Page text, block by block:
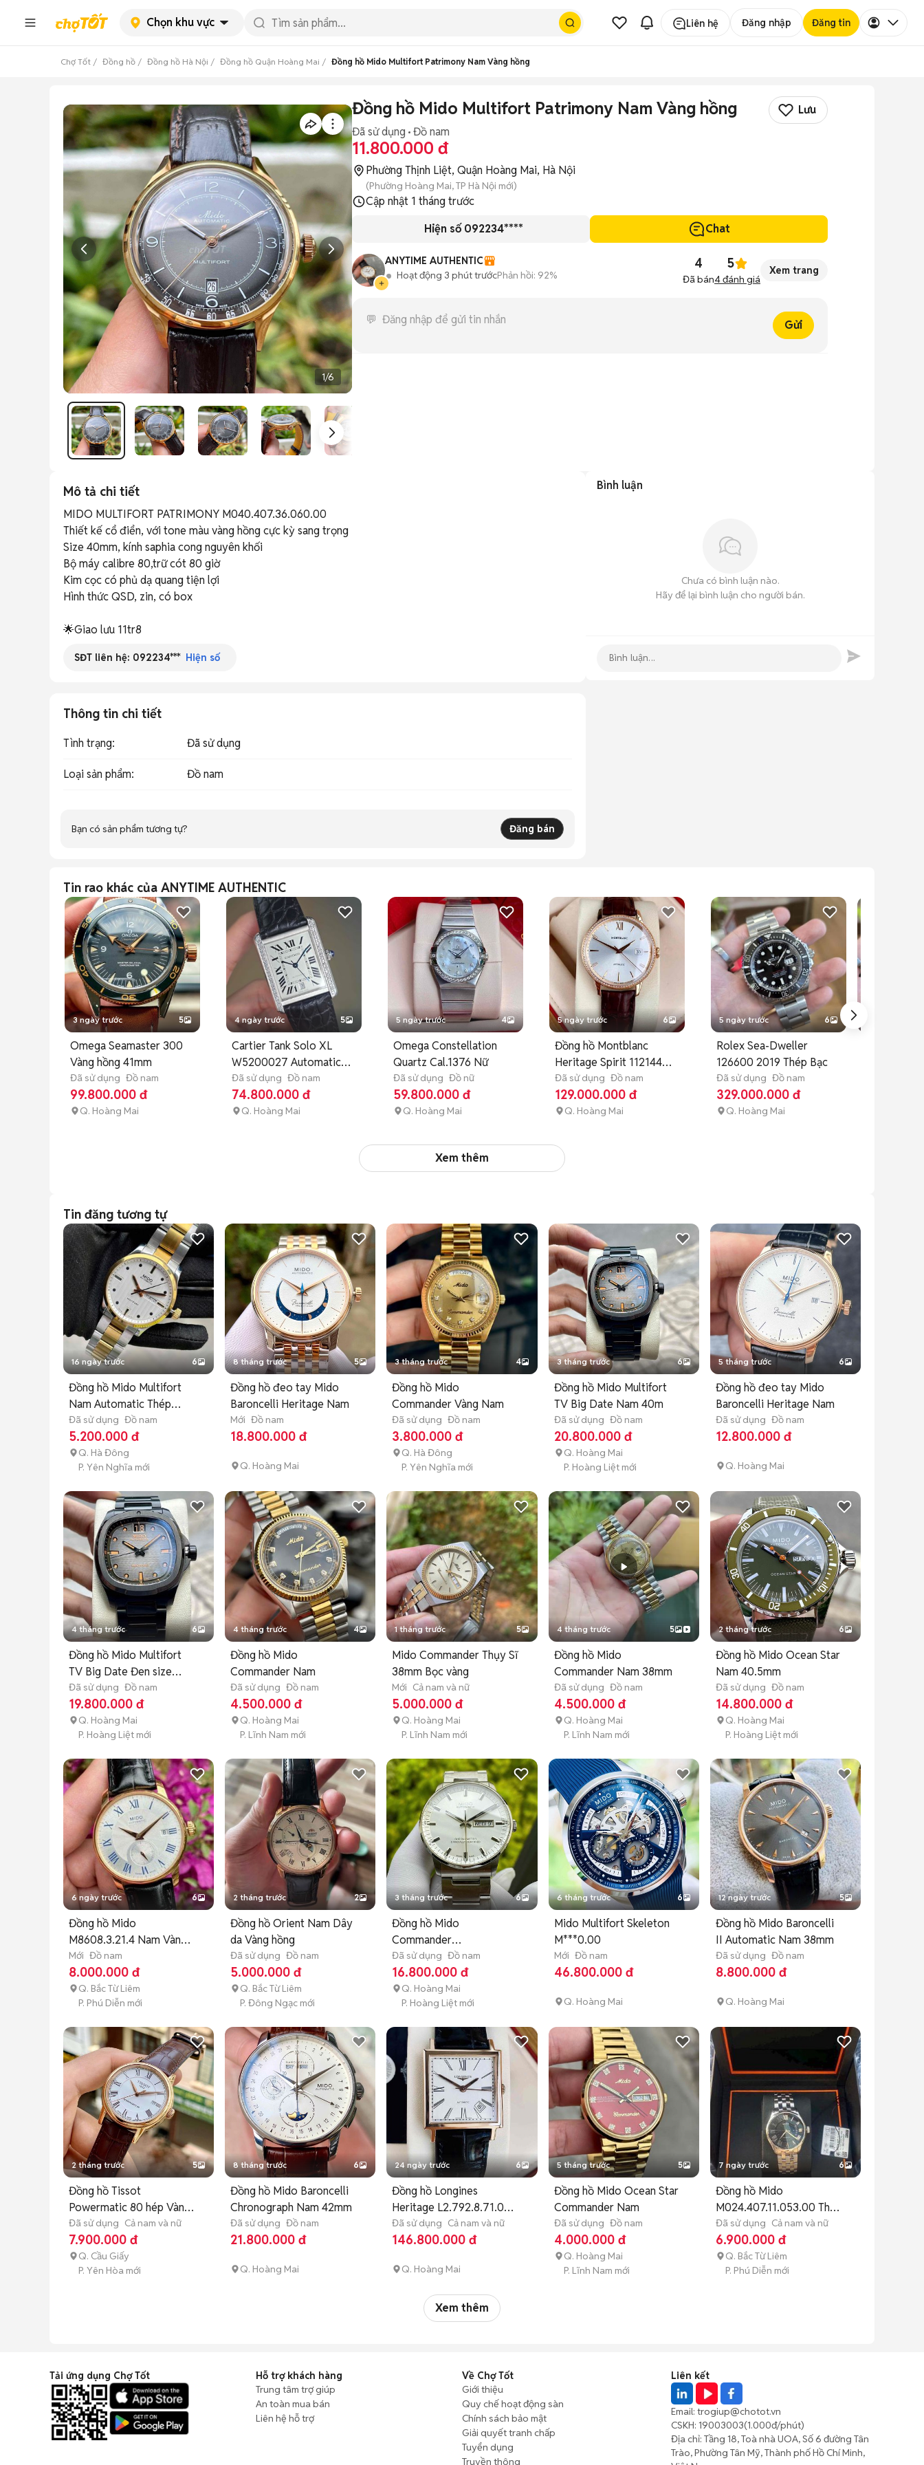
Chọn khu vực Liên hệ Đăng nhập Đăng tin
Chợ Tốt Đồng hồ Đồng hồ Hà Nội Đồng hồ Quận Hoàng Mai Đồng hồ Mido Multifort Patrimony Nam Vàng hồng
1/6
Đồng hồ Mido Multifort Patrimony Nam Vàng hồng
Lưu
Đã sử dụng Đồ nam
11.800.000 đ
Phường Thịnh Liệt, Quận Hoàng Mai, Hà Nội
(Phường Hoàng Mai, TP Hà Nội mới)
Cập nhật 1 tháng trước
Hiện số 092234****
Chat
ANYTIME AUTHENTIC
Hoạt động 3 phút trướcPhản hồi: 92%
4
Đã bán
5
4đánh giá
Xem trang
Gửi
Mô tả chi tiết
MIDO MULTIFORT PATRIMONY M040.407.36.060.00
Thiết kế cổ điển, với tone màu vàng hồng cực kỳ sang trọng
Size 40mm, kính saphia cong nguyên khối
Bộ máy calibre 80,trữ cót 80 giờ
Kim cọc có phủ dạ quang tiện lợi
Hình thức QSD, zin, có box
🌟Giao lưu 11tr8
SĐT liên hệ: 092234*** Hiện số
Thông tin chi tiết
Tình trạng: Đã sử dụng
Loại sản phẩm: Đồ nam
Bạn có sản phẩm tương tự? Đăng bán
Bình luận
Chưa có bình luận nào.
Hãy để lại bình luận cho người bán.
Tin rao khác của ANYTIME AUTHENTIC
3 ngày trước 5
Omega Seamaster 300
Vàng hồng 41mm
Đã sử dụng Đồ nam
99.800.000 đ
Q. Hoàng Mai
4 ngày trước 5
Cartier Tank Solo XL
W5200027 Automatic
31x41mm
Đã sử dụng Đồ nam
74.800.000 đ
Q. Hoàng Mai
5 ngày trước 4
Omega Constellation
Quartz Cal.1376 Nữ
Đã sử dụng Đồ nữ
59.800.000 đ
Q. Hoàng Mai
5 ngày trước 6
Đồng hồ Montblanc
Heritage Spirit 112144
Vàng 18K
Đã sử dụng Đồ nam
129.000.000 đ
Q. Hoàng Mai
5 ngày trước 6
Rolex Sea-Dweller
126600 2019 Thép Bạc
Đã sử dụng Đồ nam
329.000.000 đ
Q. Hoàng Mai
Xem thêm
Tin đăng tương tự
16 ngày trước 6
Đồng hồ Mido Multifort
Nam Automatic Thép
không gỉ
Đã sử dụng Đồ nam
5.200.000 đ
Q. Hà Đông
P. Yên Nghĩa mới
8 tháng trước 5
Đồng hồ đeo tay Mido
Baroncelli Heritage Nam
Mới Đồ nam
18.800.000 đ
Q. Hoàng Mai
3 tháng trước 4
Đồng hồ Mido
Commander Vàng Nam
Đã sử dụng Đồ nam
3.800.000 đ
Q. Hà Đông
P. Yên Nghĩa mới
3 tháng trước 6
Đồng hồ Mido Multifort
TV Big Date Nam 40m
Đã sử dụng Đồ nam
20.800.000 đ
Q. Hoàng Mai
P. Hoàng Liệt mới
5 tháng trước 6
Đồng hồ đeo tay Mido
Baroncelli Heritage Nam
Đã sử dụng Đồ nam
12.800.000 đ
Q. Hoàng Mai
4 tháng trước 6
Đồng hồ Mido Multifort
TV Big Date Đen size
40mm
Đã sử dụng Đồ nam
19.800.000 đ
Q. Hoàng Mai
P. Hoàng Liệt mới
4 tháng trước 4
Đồng hồ Mido
Commander Nam
Đã sử dụng Đồ nam
4.500.000 đ
Q. Hoàng Mai
P. Lĩnh Nam mới
1 tháng trước 5
Mido Commander Thụy Sĩ
38mm Bọc vàng
Mới Cả nam và nữ
5.000.000 đ
Q. Hoàng Mai
P. Lĩnh Nam mới
4 tháng trước 5
Đồng hồ Mido
Commander Nam 38mm
Đã sử dụng Đồ nam
4.500.000 đ
Q. Hoàng Mai
P. Lĩnh Nam mới
2 tháng trước 6
Đồng hồ Mido Ocean Star
Nam 40.5mm
Đã sử dụng Đồ nam
14.800.000 đ
Q. Hoàng Mai
P. Hoàng Liệt mới
6 ngày trước 6
Đồng hồ Mido
M8608.3.21.4 Nam Vàng
Đen
Mới Đồ nam
8.000.000 đ
Q. Bắc Từ Liêm
P. Phú Diễn mới
2 tháng trước 2
Đồng hồ Orient Nam Dây
da Vàng hồng
Đã sử dụng Đồ nam
5.000.000 đ
Q. Bắc Từ Liêm
P. Đông Ngạc mới
3 tháng trước 6
Đồng hồ Mido
Commander
Chronometer size 40mm
Đã sử dụng Đồ nam
16.800.000 đ
Q. Hoàng Mai
P. Hoàng Liệt mới
6 tháng trước 6
Mido Multifort Skeleton
M***0.00
Mới Đồ nam
46.800.000 đ
Q. Hoàng Mai
12 ngày trước 5
Đồng hồ Mido Baroncelli
II Automatic Nam 38mm
Đã sử dụng Đồ nam
8.800.000 đ
Q. Hoàng Mai
2 tháng trước 5
Đồng hồ Tissot
Powermatic 80 hép Vàng
Hồng Nâu
Đã sử dụng Cả nam và nữ
7.900.000 đ
Q. Cầu Giấy
P. Yên Hòa mới
8 tháng trước 6
Đồng hồ Mido Baroncelli
Chronograph Nam 42mm
Đã sử dụng Đồ nam
21.800.000 đ
Q. Hoàng Mai
24 ngày trước 6
Đồng hồ Longines
Heritage L2.792.8.71.0
Vàng hồng
Đã sử dụng Cả nam và nữ
146.800.000 đ
Q. Hoàng Mai
5 tháng trước 5
Đồng hồ Mido Ocean Star
Commander Nam
Đã sử dụng Đồ nam
4.000.000 đ
Q. Hoàng Mai
P. Lĩnh Nam mới
7 ngày trước 6
Đồng hồ Mido
M024.407.11.053.00 Thụy
Sĩ
Đã sử dụng Cả nam và nữ
6.900.000 đ
Q. Bắc Từ Liêm
P. Phú Diễn mới
Xem thêm
Tải ứng dụng Chợ Tốt
Hỗ trợ khách hàng
Trung tâm trợ giúp
An toàn mua bán
Liên hệ hỗ trợ
Về Chợ Tốt
Giới thiệu
Quy chế hoạt động sàn
Chính sách bảo mật
Giải quyết tranh chấp
Tuyển dụng
Truyền thông
Liên kết
Email: trogiup@chotot.vn
CSKH: 19003003(1.000đ/phút)
Địa chỉ: Tầng 18, Toà nhà UOA, Số 6 đường Tân
Trào, Phường Tân Mỹ, Thành phố Hồ Chí Minh,